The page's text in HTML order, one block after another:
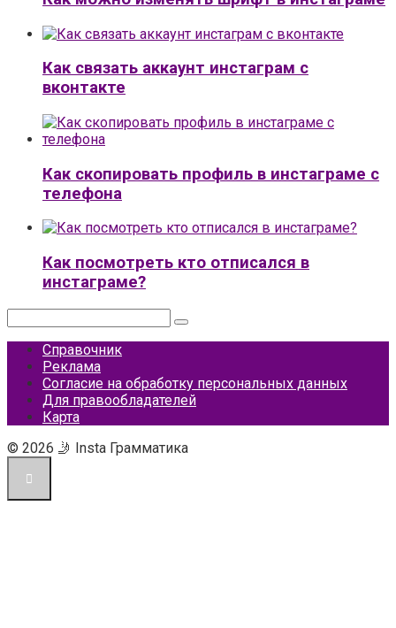
Как связать аккаунт инстаграм с
вконтакте
Как скопировать профиль в инстаграме с
телефона
Как посмотреть кто отписался в
инстаграме?
Справочник
Реклама
Согласие на обработку персональных данных
Для правообладателей
Карта
© 2026 🤳 Insta Грамматика